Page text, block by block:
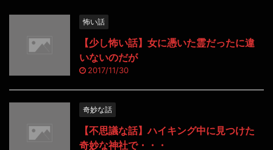
怖い話
【少し怖い話】女に憑いた霊だったに違
いないのだが
2017/11/30
奇妙な話
【不思議な話】ハイキング中に見つけた
奇妙な神社で・・・